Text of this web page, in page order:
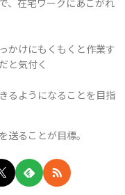
、在宅ワークにあこがれ
かけにもくもくと作業す
と気付く
るようになることを目指
送ることが目標。